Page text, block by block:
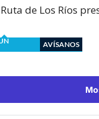
de Los Ríos
AVÍSANOS